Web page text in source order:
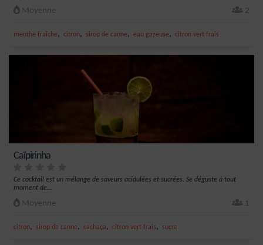
Moyenne 2
menthe fraîche, citron, sirop de canne, eau gazeuse, citron vert frais
Caïpirinha
Ce cocktail est un mélange de saveurs acidulées et sucrées. Se déguste à tout
moment de...
Moyenne 1
citron, sirop de canne, cachaça, citron vert frais, sucre